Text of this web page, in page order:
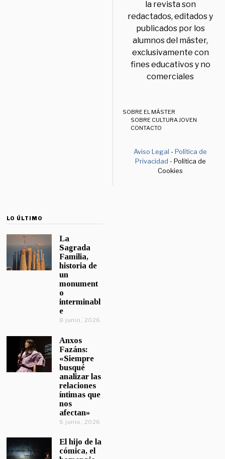
la revista son
redactados, editados y
publicados por los
alumnos del máster,
exclusivamente con
fines educativos y no
comerciales
SOBRE EL MÁSTER
SOBRE CULTURA JOVEN
CONTACTO
Aviso Legal -Política de
Privacidad - Política de
Cookies
LO ÚLTIMO
La
Sagrada
Familia,
historia de
un
monument
o
interminabl
e
8 junio, 2026
Anxos
Fazáns:
«Siempre
busqué
analizar las
relaciones
íntimas que
nos
afectan»
5 junio, 2026
El hijo de la
cómica, el